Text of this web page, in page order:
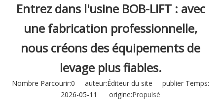
Entrez dans l'usine BOB-LIFT : avec
une fabrication professionnelle,
nous créons des équipements de
levage plus fiables.
Nombre Parcourir:0 auteur:Éditeur du site publier Temps:
2026-05-11 origine:Propulsé